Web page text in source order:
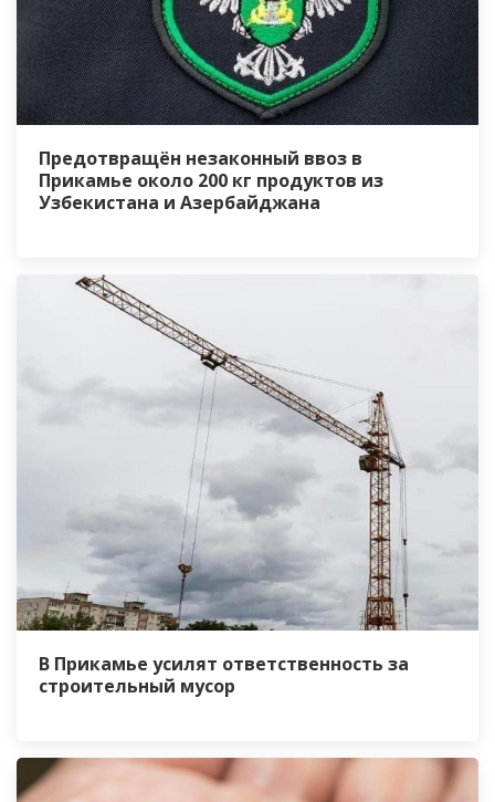
Предотвращён незаконный ввоз в
Прикамье около 200 кг продуктов из
Узбекистана и Азербайджана
В Прикамье усилят ответственность за
строительный мусор